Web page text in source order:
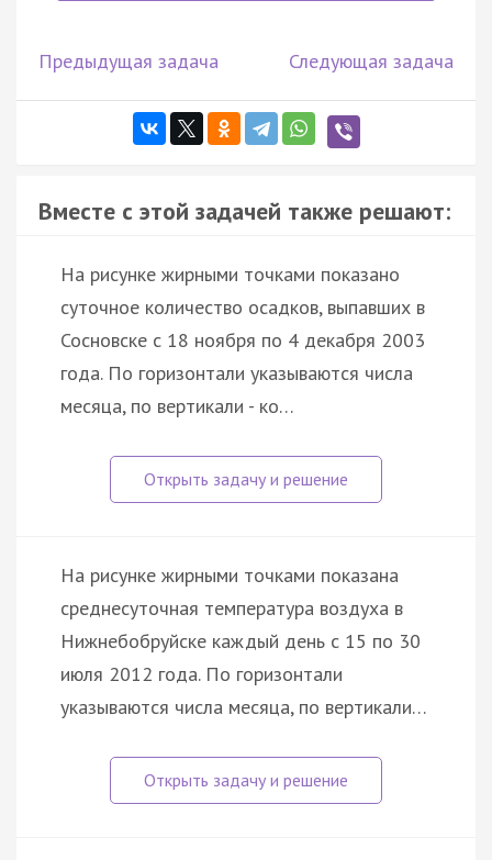
Предыдущая задача Следующая задача
Вместе с этой задачей также решают:
На рисунке жирными точками показано
суточное количество осадков, выпавших в
Сосновске с 18 ноября по 4 декабря 2003
года. По горизонтали указываются числа
месяца, по вертикали - ко…
На рисунке жирными точками показана
среднесуточная температура воздуха в
Нижнебобруйске каждый день с 15 по 30
июля 2012 года. По горизонтали
указываются числа месяца, по вертикали…